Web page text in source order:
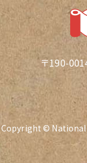
〒190-
Copyright © National